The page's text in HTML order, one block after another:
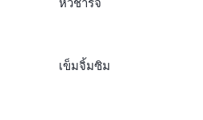
หัวชาร์จ
เข็มจิ้มซิม